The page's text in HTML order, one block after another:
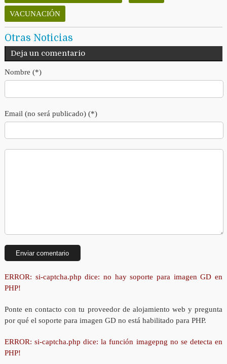
VACUNACIÓN
Otras Noticias
Deja un comentario
Nombre (*)
Email (no será publicado) (*)
ERROR: si-captcha.php dice: no hay soporte para imagen GD en
PHP!
Ponte en contacto con tu proveedor de alojamiento web y pregunta
por qué el soporte para imagen GD no está habilitado para PHP.
ERROR: si-captcha.php dice: la función imagepng no se detecta en
PHP!